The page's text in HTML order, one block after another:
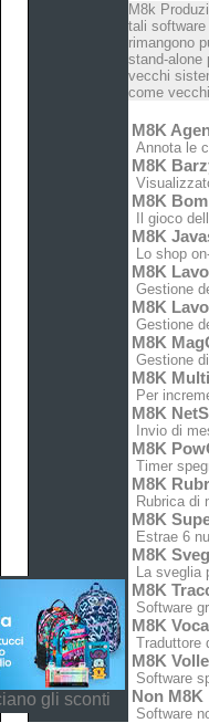
gli sconti
M8k
tali
rimangono
stand-alone
vecchi
come
M8K
Annota le
M8K
M8K
Il gioco
M8K
Lo shop
M8K
Gestione
M8K
Gestione
M8K
Gestione
M8K
Per
M8K
Invio di
M8K
Timer
M8K
Rubrica di
M8K
Estrae 6
M8K
La sveglia
M8K
Software
M8K
Traduttore
M8K
Software
Non M8K
Software